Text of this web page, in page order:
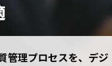
管理プロセスを、デジ